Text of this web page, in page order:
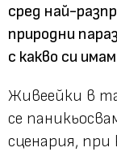
сред най-
природни
с какво си
Живеейки в
се
сценария,